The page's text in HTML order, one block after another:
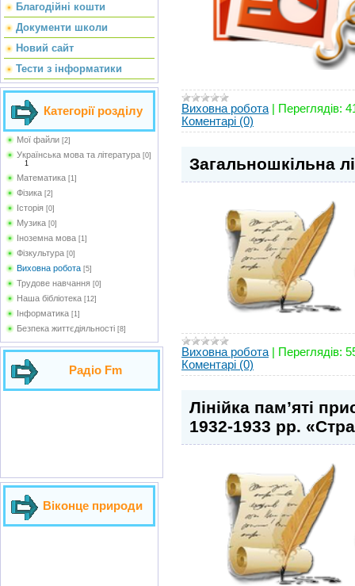
Благодійні кошти
Документи школи
Новий сайт
Тести з інформатики
Категорії розділу
Мої файли [2]
Українська мова та література [0]
1
Математика [1]
Фізика [2]
Історія [0]
Музика [0]
Іноземна мова [1]
Фізкультура [0]
Виховна робота [5]
Трудове навчання [0]
Наша бібліотека [12]
Інформатика [1]
Безпека життєдіяльності [8]
Радіо Fm
Віконце природи
Виховна робота Переглядів:
Коментарі (0)
Загальношкільна
Виховна робота Переглядів:
Коментарі (0)
Лінійка пам’яті
1932-1933 рр.